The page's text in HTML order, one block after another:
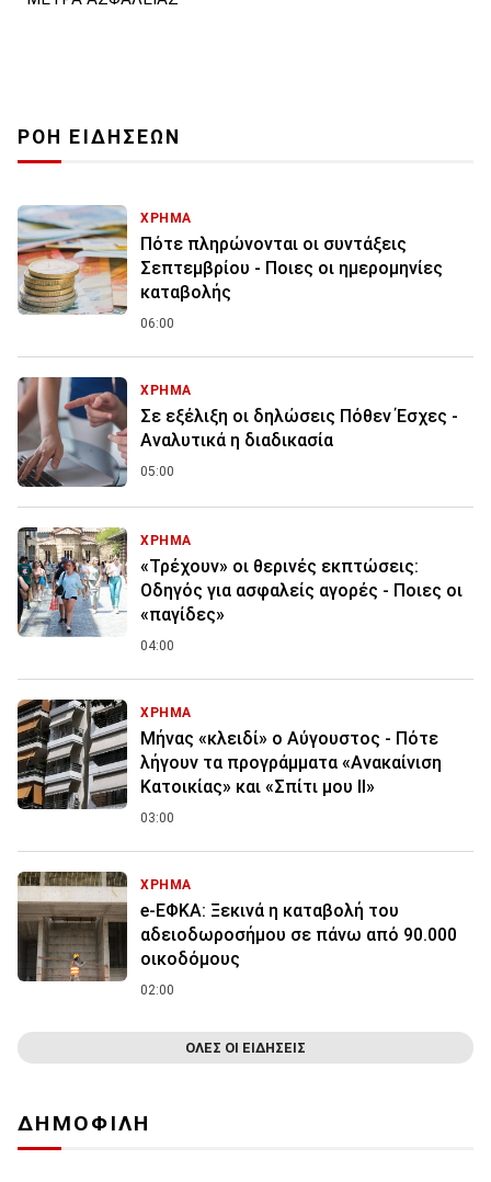
ΡΟΗ ΕΙΔΗΣΕΩΝ
ΧΡΗΜΑ
Πότε πληρώνονται οι συντάξεις
Σεπτεμβρίου - Ποιες οι ημερομηνίες
καταβολής
06:00
ΧΡΗΜΑ
Σε εξέλιξη οι δηλώσεις Πόθεν Έσχες -
Αναλυτικά η διαδικασία
05:00
ΧΡΗΜΑ
«Τρέχουν» οι θερινές εκπτώσεις:
Οδηγός για ασφαλείς αγορές - Ποιες οι
«παγίδες»
04:00
ΧΡΗΜΑ
Μήνας «κλειδί» ο Αύγουστος - Πότε
λήγουν τα προγράμματα «Ανακαίνιση
Κατοικίας» και «Σπίτι μου ΙΙ»
03:00
ΧΡΗΜΑ
e-ΕΦΚΑ: Ξεκινά η καταβολή του
αδειοδωροσήμου σε πάνω από 90.000
οικοδόμους
02:00
ΟΛΕΣ ΟΙ ΕΙΔΗΣΕΙΣ
ΔΗΜΟΦΙΛΗ